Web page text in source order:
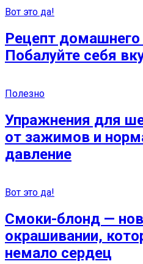
Вот это да!
Рецепт домашнего
Побалуйте себя
Полезно
Упражнения для
от зажимов и
давление
Вот это да!
Смоки-блонд —
окрашивании,
немало сердец